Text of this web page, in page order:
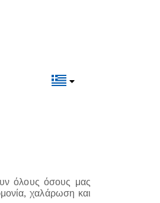
όλους όσους μας
χαλάρωση και